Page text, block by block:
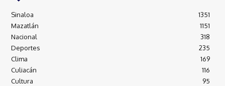
Sinaloa
1351
Mazatlán
1151
Nacional
318
Deportes
235
Clima
169
Culiacán
116
Cultura
95